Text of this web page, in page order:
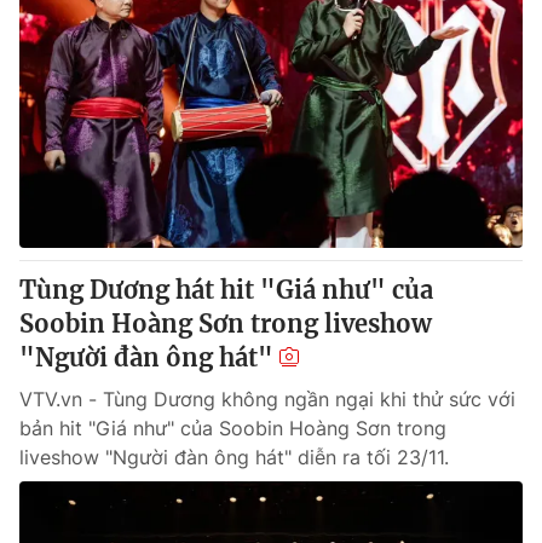
Tùng Dương hát hit "Giá như" của
Soobin Hoàng Sơn trong liveshow
"Người đàn ông hát"
VTV.vn - Tùng Dương không ngần ngại khi thử sức với
bản hit "Giá như" của Soobin Hoàng Sơn trong
liveshow "Người đàn ông hát" diễn ra tối 23/11.